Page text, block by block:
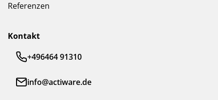
Referenzen
Kontakt
+496464 91310
info@actiware.de